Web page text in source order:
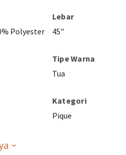
Polyester
Lebar
45"
Tipe Warna
Tua
Kategori
Pique